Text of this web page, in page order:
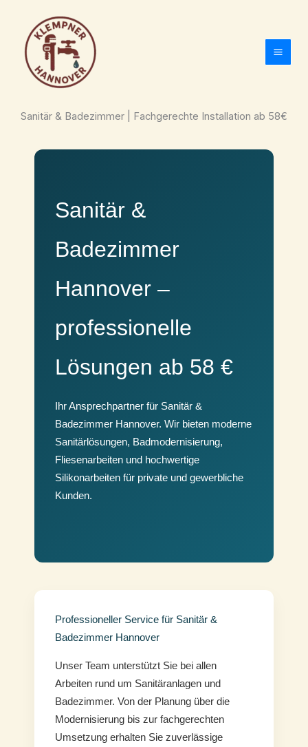
springen
Sanitär & Badezimmer | Fachgerechte Installation ab 58€
Sanitär &
Badezimmer
Hannover –
professionelle
Lösungen ab 58 €
Ihr Ansprechpartner für Sanitär &
Badezimmer Hannover. Wir bieten moderne
Sanitärlösungen, Badmodernisierung,
Fliesenarbeiten und hochwertige
Silikonarbeiten für private und gewerbliche
Kunden.
Professioneller Service für Sanitär &
Badezimmer Hannover
Unser Team unterstützt Sie bei allen
Arbeiten rund um Sanitäranlagen und
Badezimmer. Von der Planung über die
Modernisierung bis zur fachgerechten
Umsetzung erhalten Sie zuverlässige